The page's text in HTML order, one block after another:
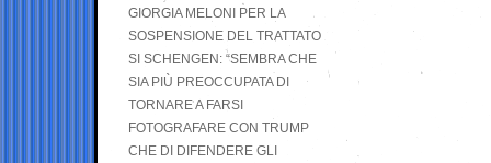
GIORGIA MELONI PER LA
SOSPENSIONE DEL TRATTATO
SI SCHENGEN: “SEMBRA CHE
SIA PIÙ PREOCCUPATA DI
TORNARE A FARSI
FOTOGRAFARE CON TRUMP
CHE DI DIFENDERE GLI